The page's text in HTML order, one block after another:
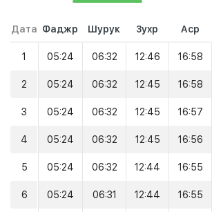
Дата Фаджр Шурук Зухр Аср
1 05:24 06:32 12:46 16:58
2 05:24 06:32 12:45 16:58
3 05:24 06:32 12:45 16:57
4 05:24 06:32 12:45 16:56
5 05:24 06:32 12:44 16:55
6 05:24 06:31 12:44 16:55